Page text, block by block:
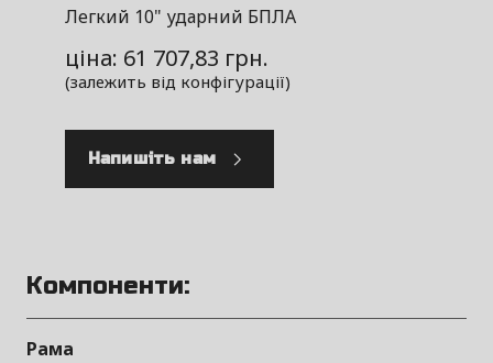
Легкий 10" ударний БПЛА
ціна: 61 707,83 грн.
(залежить від конфігурації)
Напишіть нам
Компоненти:
Рама